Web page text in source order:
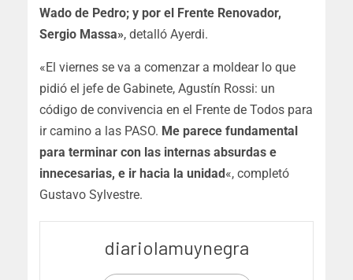
Wado de Pedro; y por el Frente Renovador,
Sergio Massa», detalló Ayerdi.
«El viernes se va a comenzar a moldear lo que
pidió el jefe de Gabinete, Agustín Rossi: un
código de convivencia en el Frente de Todos para
ir camino a las PASO. Me parece fundamental
para terminar con las internas absurdas e
innecesarias, e ir hacia la unidad«, completó
Gustavo Sylvestre.
diariolamuynegra